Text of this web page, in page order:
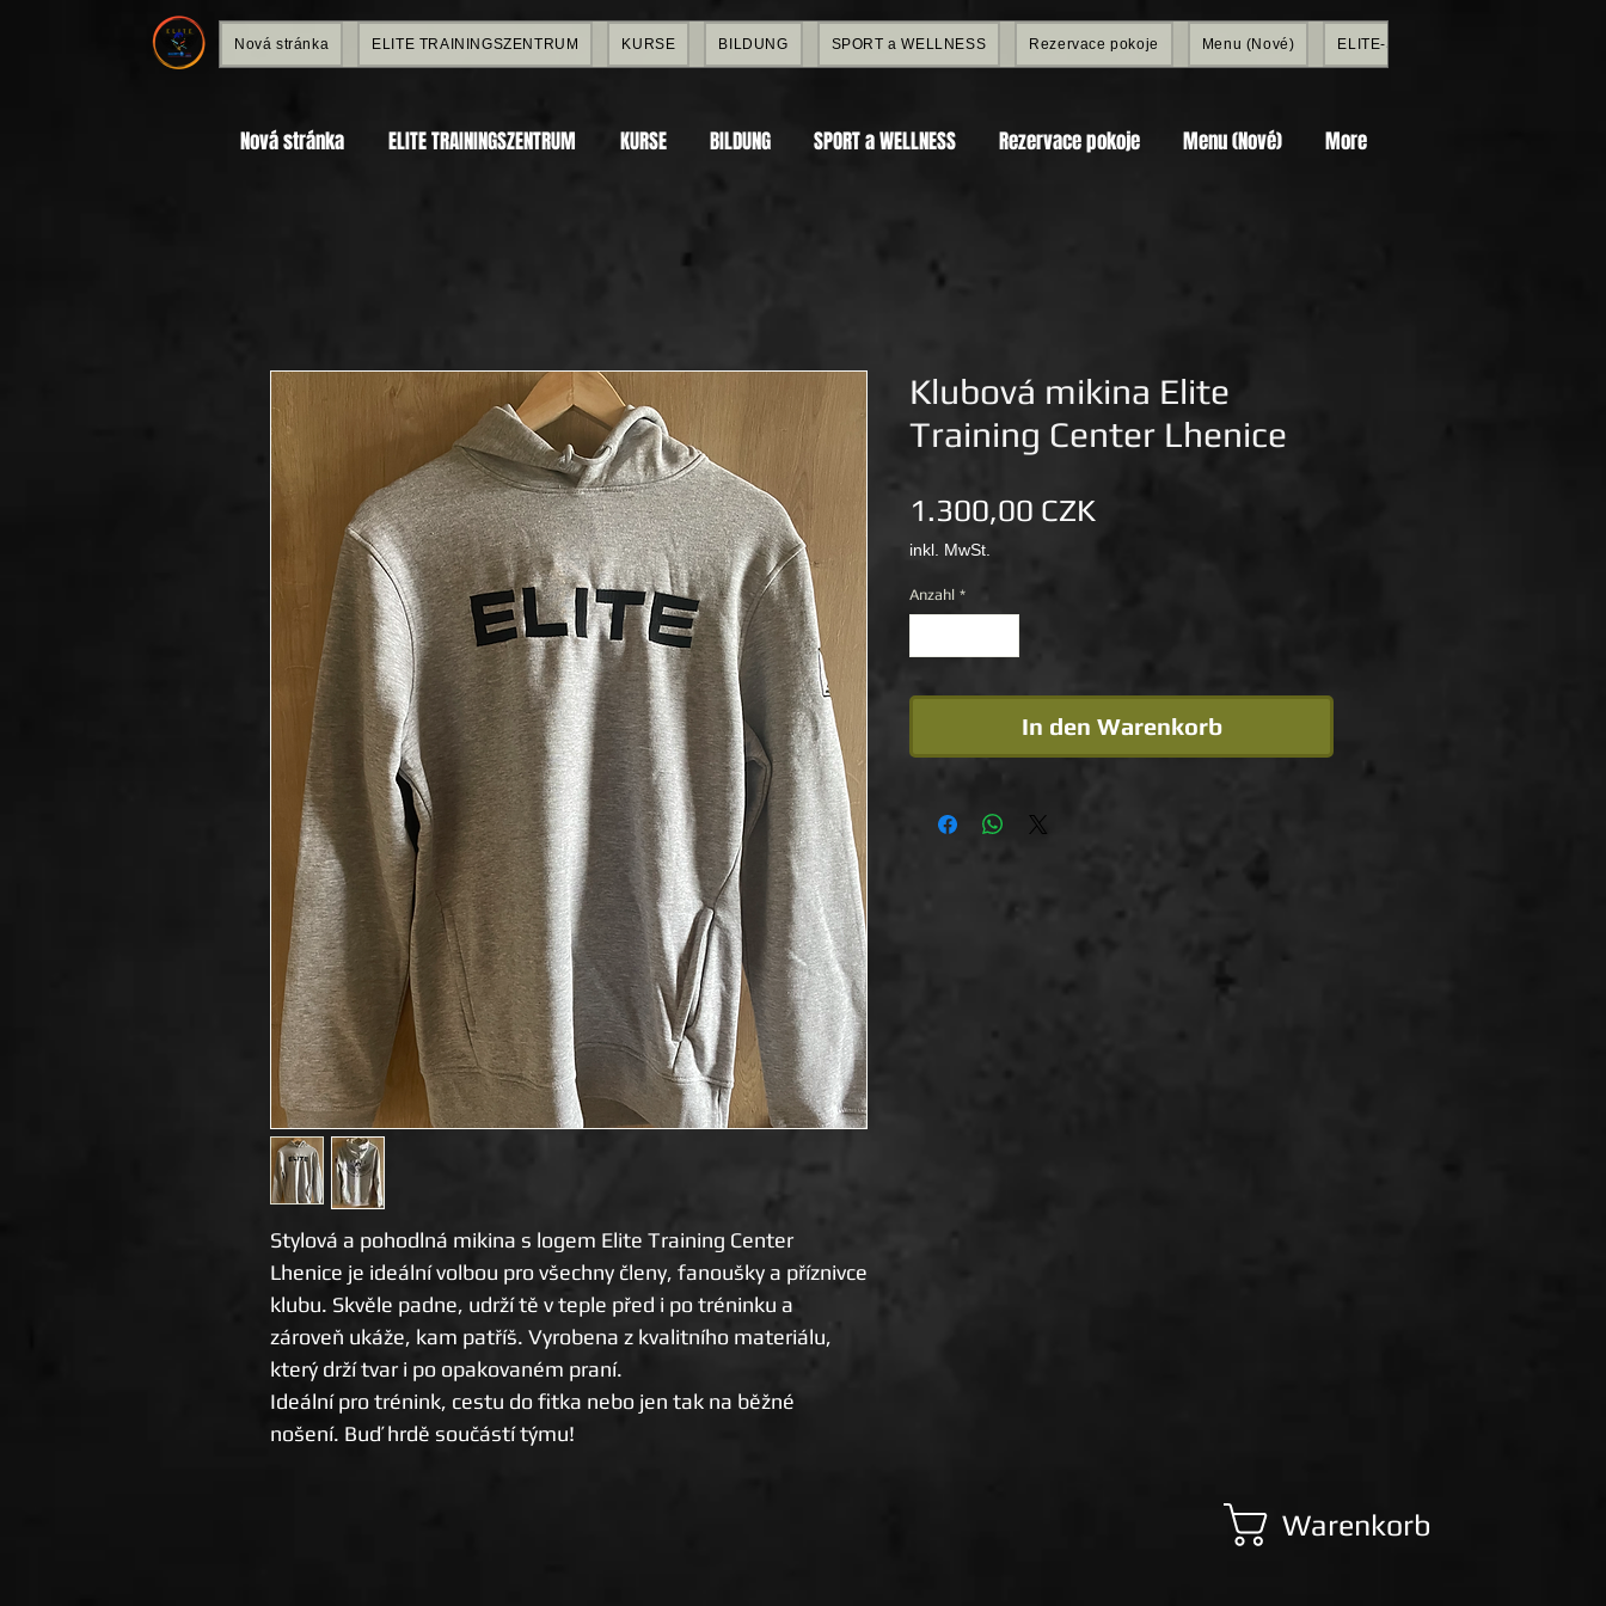
Nová stránka ELITE TRAININGSZENTRUM KURSE BILDUNG SPORT a WELLNESS Rezervace pokoje Menu (Nové) ELITE-SHOP
Nová stránka ELITE TRAININGSZENTRUM KURSE BILDUNG SPORT a WELLNESS Rezervace pokoje Menu (Nové) More
Stylová a pohodlná mikina s logem Elite Training Center
Lhenice je ideální volbou pro všechny členy, fanoušky a příznivce
klubu. Skvěle padne, udrží tě v teple před i po tréninku a
zároveň ukáže, kam patříš. Vyrobena z kvalitního materiálu,
který drží tvar i po opakovaném praní.
Ideální pro trénink, cestu do fitka nebo jen tak na běžné
nošení. Buď hrdě součástí týmu!
Klubová mikina Elite
Training Center Lhenice
1.300,00 CZK
inkl. MwSt.
Anzahl *
In den Warenkorb
Warenkorb